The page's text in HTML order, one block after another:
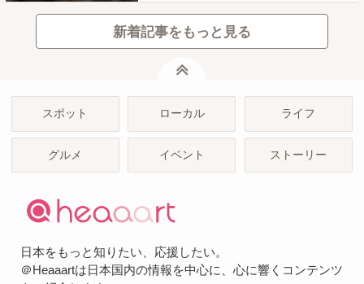
新着記事をもっと見る
スポット ローカル ライフ
グルメ イベント ストーリー
日本をもっと知りたい、応援したい。
＠Heaaartは日本国内の情報を中心に、心に響くコンテンツ